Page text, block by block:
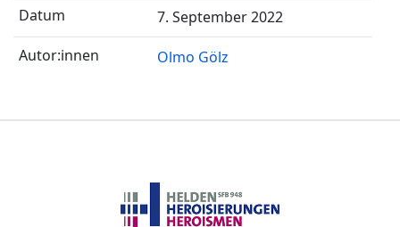
7. September 2022
Olmo Gölz